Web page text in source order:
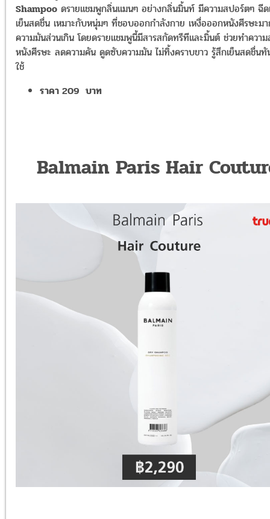
Shampoo ดรายแชมพูกลิ่นแมนๆ อย่างกลิ่นมิ้นท์ มีความสปอร์ตๆ ฉี
เย็นสดชื่น เหมาะกับหนุ่มๆ ที่ชอบออกกำลังกาย เหงื่อออกหนังศีรษะม
ความมันส่วนเกิน โดยดรายแชมพูนี้มีสารสกัดทรีทีและมิ้นต์ ช่วยทำควา
หนังศีรษะ ลดความคัน ดูดซับความมัน ไม่ทิ้งคราบขาว รู้สึกเย็นสดชื่น
ใช้
ราคา 209 บาท
Balmain Paris Hair